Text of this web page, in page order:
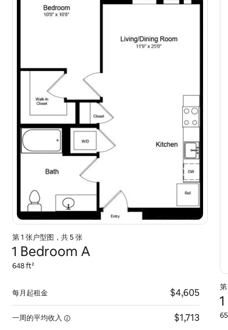
第 1 张户型图，共 5 张
1 Bedroom A
648 ft²
每月起租金 $4,605
一周的平均收入 $1,713